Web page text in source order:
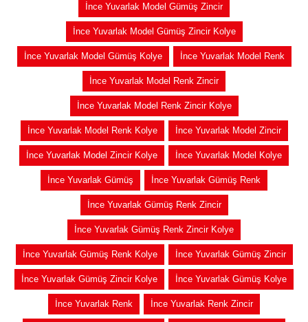
İnce Yuvarlak Model Gümüş Zincir
İnce Yuvarlak Model Gümüş Zincir Kolye
İnce Yuvarlak Model Gümüş Kolye İnce Yuvarlak Model Renk
İnce Yuvarlak Model Renk Zincir
İnce Yuvarlak Model Renk Zincir Kolye
İnce Yuvarlak Model Renk Kolye İnce Yuvarlak Model Zincir
İnce Yuvarlak Model Zincir Kolye İnce Yuvarlak Model Kolye
İnce Yuvarlak Gümüş İnce Yuvarlak Gümüş Renk
İnce Yuvarlak Gümüş Renk Zincir
İnce Yuvarlak Gümüş Renk Zincir Kolye
İnce Yuvarlak Gümüş Renk Kolye İnce Yuvarlak Gümüş Zincir
İnce Yuvarlak Gümüş Zincir Kolye İnce Yuvarlak Gümüş Kolye
İnce Yuvarlak Renk İnce Yuvarlak Renk Zincir